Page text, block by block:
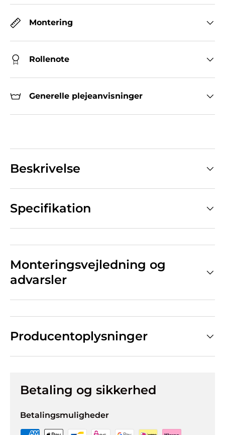
Montering
Rollenote
Generelle plejeanvisninger
Beskrivelse
Specifikation
Monteringsvejledning og
advarsler
Producentoplysninger
Betaling og sikkerhed
Betalingsmuligheder